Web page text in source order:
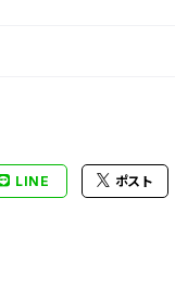
LINE ポスト